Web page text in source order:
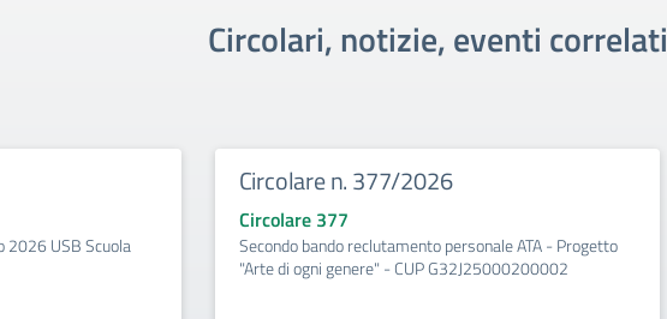
Circolari, notizie, eventi correlati
2026 USB Scuola
Circolare n. 377/2026
Circolare 377
Secondo bando reclutamento personale ATA - Progetto
"Arte di ogni genere" - CUP G32J25000200002